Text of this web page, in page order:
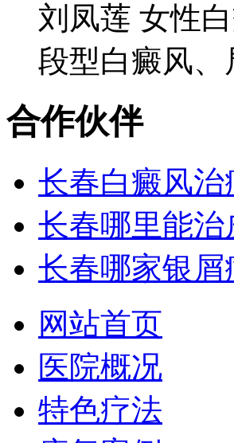
刘凤莲 女性
段型白癜风
合作伙伴
长春白癜风治
长春哪里能治
长春哪家银屑
网站首页
医院概况
特色疗法